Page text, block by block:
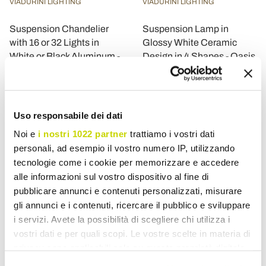
Uso responsabile dei dati
Noi e i nostri 1022 partner trattiamo i vostri dati
personali, ad esempio il vostro numero IP, utilizzando
tecnologie come i cookie per memorizzare e accedere
alle informazioni sul vostro dispositivo al fine di
pubblicare annunci e contenuti personalizzati, misurare
gli annunci e i contenuti, ricercare il pubblico e sviluppare
i servizi. Avete la possibilità di scegliere chi utilizza i
vostri dati e per quali scopi. Le vostre scelte in materia di
VIADURINI LIGHTING
Suspension Chandelier
with 16 or 32 Lights in
White or Black Aluminum -
VIADURINI LIGHTING
Suspension Lamp in
Glossy White Ceramic
Design in 4 Shapes - Oasis